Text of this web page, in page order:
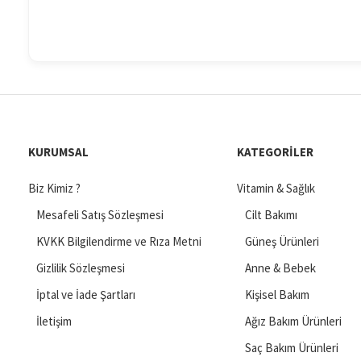
KURUMSAL
Biz Kimiz ?
Mesafeli Satış Sözleşmesi
KVKK Bilgilendirme ve Rıza Metni
Gizlilik Sözleşmesi
İptal ve İade Şartları
İletişim
KATEGORILER
Vitamin & Sağlık
Cilt Bakımı
Güneş Ürünleri
Anne & Bebek
Kişisel Bakım
Ağız Bakım Ürünleri
Saç Bakım Ürünleri